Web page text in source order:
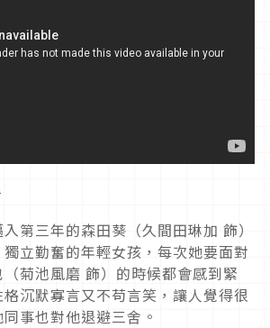
第三年的森田葵（久間田琳加 飾）
立勤奮的年輕女孩，每次她要面對
菊池風磨 飾）的時候都會感到緊
沉默寡言又不苟言笑，讓人覺得很
事也對他退避三舍。